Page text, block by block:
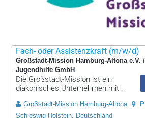
Fach- oder Assistenzkraft (m/w/d)
Großstadt-Mission Hamburg-Altona e.V. /
Jugendhilfe GmbH
Die Großstadt-Mission ist ein
diakonisches Unternehmen mit ..
Großstadt-Mission Hamburg-Altona
Schleswig-Holstein, Deutschland